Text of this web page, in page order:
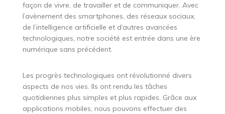
façon de vivre, de travailler et de communiquer. Avec
l’avènement des smartphones, des réseaux sociaux,
de l’intelligence artificielle et d’autres avancées
technologiques, notre société est entrée dans une ère
numérique sans précédent.
Les progrès technologiques ont révolutionné divers
aspects de nos vies. Ils ont rendu les tâches
quotidiennes plus simples et plus rapides. Grâce aux
applications mobiles, nous pouvons effectuer des